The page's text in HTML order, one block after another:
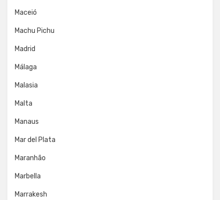
Maceió
Machu Pichu
Madrid
Málaga
Malasia
Malta
Manaus
Mar del Plata
Maranhão
Marbella
Marrakesh